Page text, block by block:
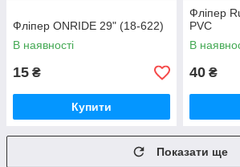
Фліпер ONRIDE 29" (18-622)
В наявності
15 ₴
Купити
Фліпер
PVC
В
40 ₴
Показати ще